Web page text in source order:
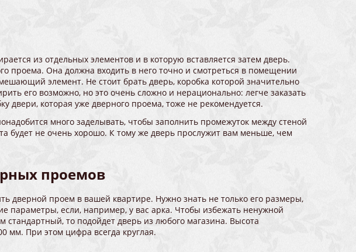
из отдельных элементов и в которую вставляется затем дверь.
проема. Она должна входить в него точно и смотреться в помещении
элемент. Не стоит брать дверь, коробка которой значительно
его возможно, но это очень сложно и нерационально: легче заказать
двери, которая уже дверного проема, тоже не рекомендуется.
много заделывать, чтобы заполнить промежуток между стеной
будет не очень хорошо. К тому же дверь прослужит вам меньше, чем
проемов
дверной проем в вашей квартире. Нужно знать не только его размеры,
параметры, если, например, у вас арка. Чтобы избежать ненужной
стандартный, то подойдет дверь из любого магазина. Высота
мм. При этом цифра всегда круглая.